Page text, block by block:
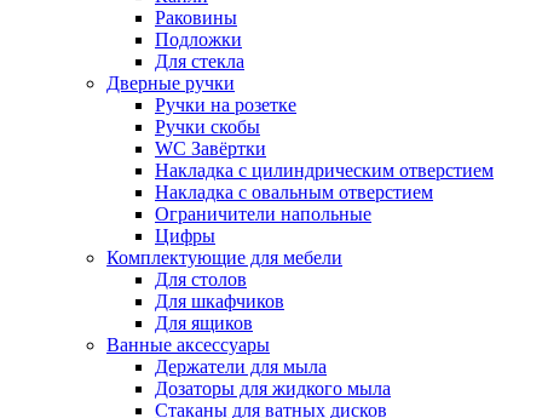
Раковины
Подложки
Для стекла
Дверные ручки
Ручки на розетке
Ручки скобы
WC Завёртки
Накладка с цилиндрическим отверстием
Накладка с овальным отверстием
Ограничители напольные
Цифры
Комплектующие для мебели
Для столов
Для шкафчиков
Для ящиков
Ванные аксессуары
Держатели для мыла
Дозаторы для жидкого мыла
Стаканы для ватных дисков